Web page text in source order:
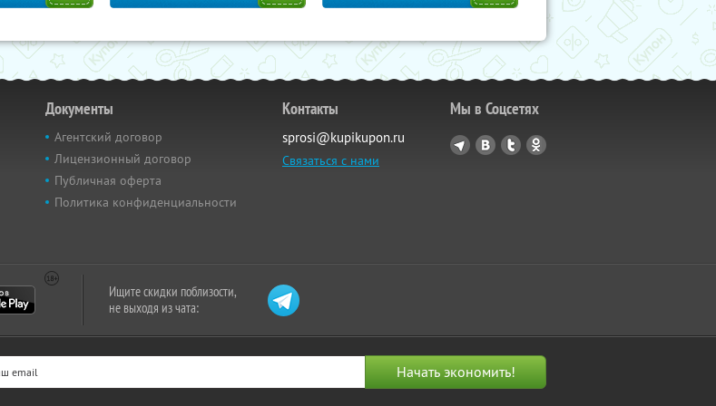
Документы
Агентский договор
Лицензионный договор
Публичная оферта
Политика конфиденциальности
Контакты
sprosi@kupikupon.ru
Связаться с нами
Мы в Соцсетях
Ищите скидки поблизости,
не выходя из чата: